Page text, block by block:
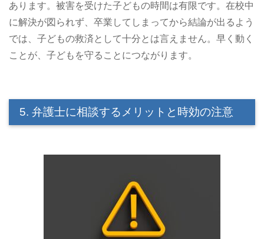
あります。被害を受けた子どもの時間は有限です。在校中
に解決が図られず、卒業してしまってから結論が出るよう
では、子どもの救済として十分とは言えません。早く動く
ことが、子どもを守ることにつながります。
5. 弁護士に相談するメリットと時効の注意